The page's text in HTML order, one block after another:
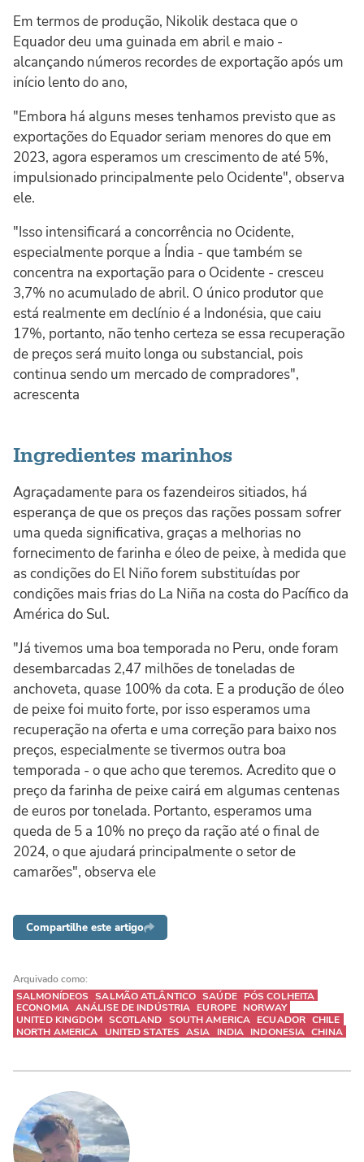
Em termos de produção, Nikolik destaca que o
Equador deu uma guinada em abril e maio -
alcançando números recordes de exportação após um
início lento do ano,
"Embora há alguns meses tenhamos previsto que as
exportações do Equador seriam menores do que em
2023, agora esperamos um crescimento de até 5%,
impulsionado principalmente pelo Ocidente", observa
ele.
"Isso intensificará a concorrência no Ocidente,
especialmente porque a Índia - que também se
concentra na exportação para o Ocidente - cresceu
3,7% no acumulado de abril. O único produtor que
está realmente em declínio é a Indonésia, que caiu
17%, portanto, não tenho certeza se essa recuperação
de preços será muito longa ou substancial, pois
continua sendo um mercado de compradores",
acrescenta
Ingredientes marinhos
Agraçadamente para os fazendeiros sitiados, há
esperança de que os preços das rações possam sofrer
uma queda significativa, graças a melhorias no
fornecimento de farinha e óleo de peixe, à medida que
as condições do El Niño forem substituídas por
condições mais frias do La Niña na costa do Pacífico da
América do Sul.
"Já tivemos uma boa temporada no Peru, onde foram
desembarcadas 2,47 milhões de toneladas de
anchoveta, quase 100% da cota. E a produção de óleo
de peixe foi muito forte, por isso esperamos uma
recuperação na oferta e uma correção para baixo nos
preços, especialmente se tivermos outra boa
temporada - o que acho que teremos. Acredito que o
preço da farinha de peixe cairá em algumas centenas
de euros por tonelada. Portanto, esperamos uma
queda de 5 a 10% no preço da ração até o final de
2024, o que ajudará principalmente o setor de
camarões", observa ele
Compartilhe este artigo
Arquivado como:
SALMONÍDEOS SALMÃO ATLÂNTICO SAÚDE PÓS COLHEITA
ECONOMIA ANÁLISE DE INDÚSTRIA EUROPE NORWAY
UNITED KINGDOM SCOTLAND SOUTH AMERICA ECUADOR CHILE
NORTH AMERICA UNITED STATES ASIA INDIA INDONESIA CHINA